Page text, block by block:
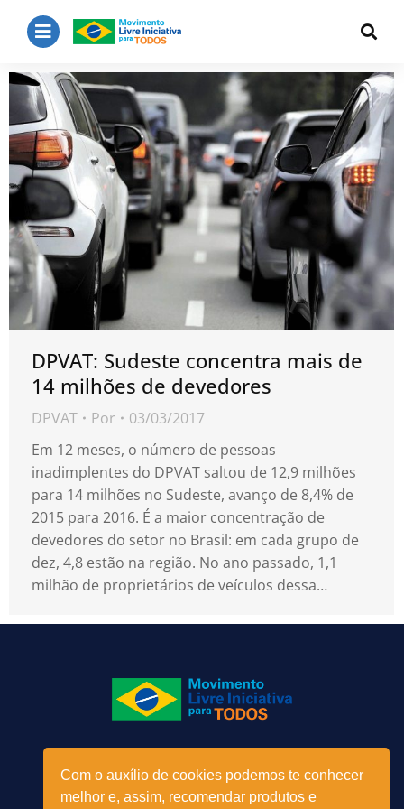
DPVAT: Sudeste concentra mais de
14 milhões de devedores
DPVAT Por
03/03/2017
Em 12 meses, o número de pessoas
inadimplentes do DPVAT saltou de 12,9 milhões
para 14 milhões no Sudeste, avanço de 8,4% de
2015 para 2016. É a maior concentração de
devedores do setor no Brasil: em cada grupo de
dez, 4,8 estão na região. No ano passado, 1,1
milhão de proprietários de veículos dessa…
Menu
Com o auxílio de cookies podemos te conhecer
melhor e, assim, recomendar produtos e